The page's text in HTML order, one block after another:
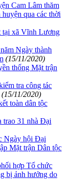
Cam Lâm thăm
qua các thời
tại xã Vĩnh Lương
Ngày thành
(15/11/2020)
thống Mặt trận
tra công tác
(15/11/2020)
toàn dân tộc
31 nhà Đại
Ngày hội Đại
Mặt trận Dân tộc
hợp Tổ chức
bị ảnh hưởng do